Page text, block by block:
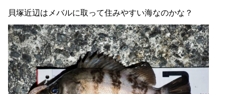
貝塚近辺はメバルに取って住みやすい海なのかな？